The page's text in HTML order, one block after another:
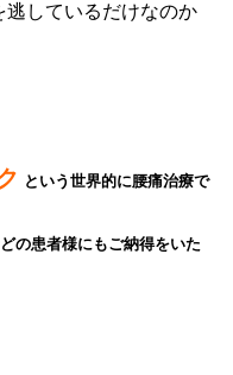
逃しているだけなのか
という世界的に腰痛治療で
の患者様にもご納得をいた